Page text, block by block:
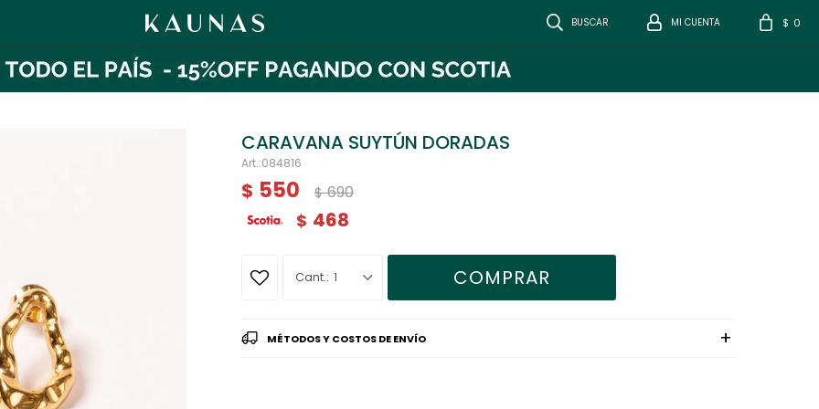
$ 0
CARAVANA SUYTÚN DORADAS
084816
$ 550 $ 690
$ 468
1 COMPRAR
MÉTODOS Y COSTOS DE ENVÍO